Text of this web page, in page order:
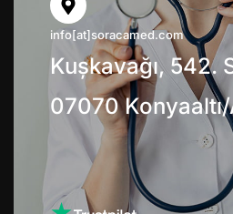
info[at]soracamed.com
Kuşkavağı, 542.
07070